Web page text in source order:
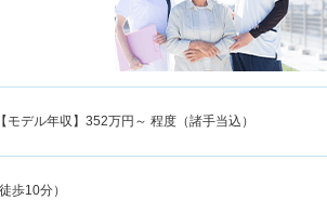
デル年収】 352万円～ 程度（諸手当込）
歩10分）